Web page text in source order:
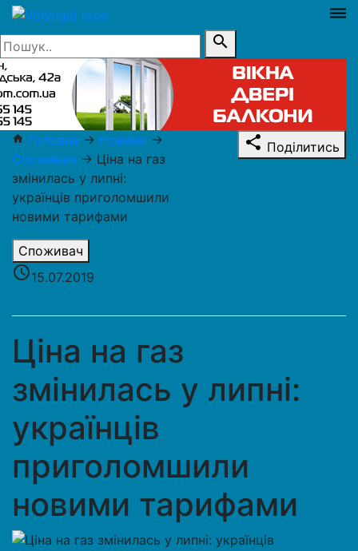
dehaze
search
home Головна → Новини →
Споживач → Ціна на газ
змінилась у липні:
українців приголомшили
новими тарифами
Споживач
access_time15.07.2019
share Поділитись
Ціна на газ
змінилась у липні:
українців
приголомшили
новими тарифами